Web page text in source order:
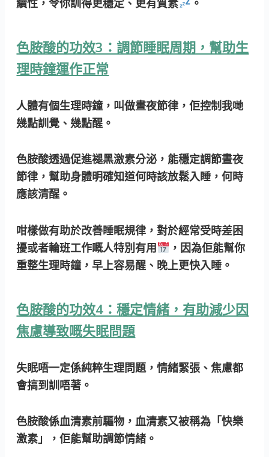
續性，令你訓得更穩定、更有質素
。
色胺酸的功效3：調節睡眠周期，幫助生
理時鐘運作正常
人體有個生理時鐘，叫做晝夜節律，佢控制我哋
幾點訓覺、幾點醒。
色胺酸透過促進褪黑激素分泌，能穩定調節晝夜
節律，幫助身體明確知道何時該放鬆入睡，何時
應該清醒。
咁樣做有助於改善睡眠規律，對於經常受時差困
擾或者輪班工作嘅人特別有用
，因為佢能幫你
重整生理時鐘，早上容易醒、晚上更快入睡。
色胺酸的功效4：穩定情緒，有助減少因
焦慮導致嘅失眠問題
失眠唔一定係純粹生理問題，情緒緊張、焦慮都
會搞到訓唔著。
色胺酸係血清素前驅物，血清素又被稱為「快樂
激素」，佢能幫助調節情緒。